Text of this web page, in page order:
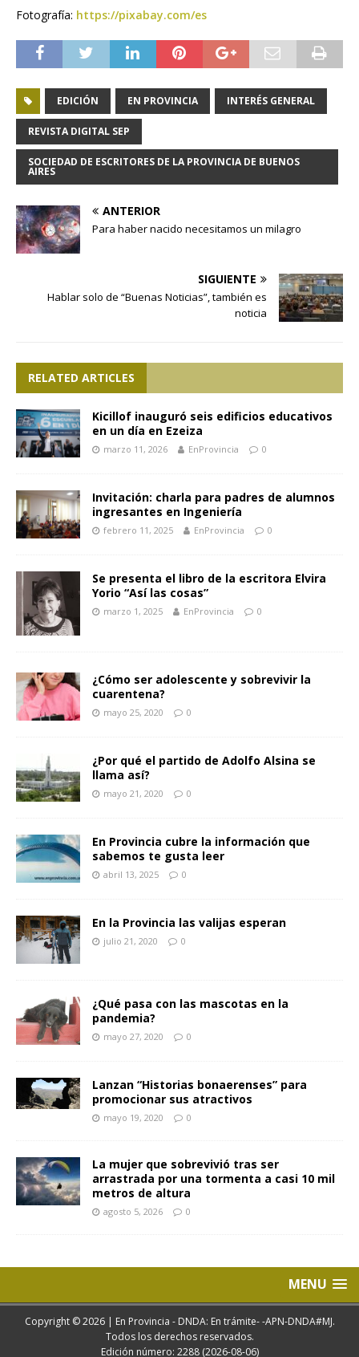
Fotografía: https://pixabay.com/es
EDICIÓN EN PROVINCIA INTERÉS GENERAL
REVISTA DIGITAL SEP
SOCIEDAD DE ESCRITORES DE LA PROVINCIA DE BUENOS
AIRES
ANTERIOR
Para haber nacido necesitamos un milagro
SIGUIENTE
Hablar solo de “Buenas Noticias”, también es
noticia
RELATED ARTICLES
Kicillof inauguró seis edificios educativos
en un día en Ezeiza
marzo 11, 2026 EnProvincia 0
Invitación: charla para padres de alumnos
ingresantes en Ingeniería
febrero 11, 2025 EnProvincia 0
Se presenta el libro de la escritora Elvira
Yorio “Así las cosas”
marzo 1, 2025 EnProvincia 0
¿Cómo ser adolescente y sobrevivir la
cuarentena?
mayo 25, 2020 0
¿Por qué el partido de Adolfo Alsina se
llama así?
mayo 21, 2020 0
En Provincia cubre la información que
sabemos te gusta leer
abril 13, 2025 0
En la Provincia las valijas esperan
julio 21, 2020 0
¿Qué pasa con las mascotas en la
pandemia?
mayo 27, 2020 0
Lanzan “Historias bonaerenses” para
promocionar sus atractivos
mayo 19, 2020 0
La mujer que sobrevivió tras ser
arrastrada por una tormenta a casi 10 mil
metros de altura
agosto 5, 2026 0
MENU
Copyright © 2026 | En Provincia - DNDA: En trámite- -APN-DNDA#MJ.
Todos los derechos reservados.
Edición número: 2288 (2026-08-06)